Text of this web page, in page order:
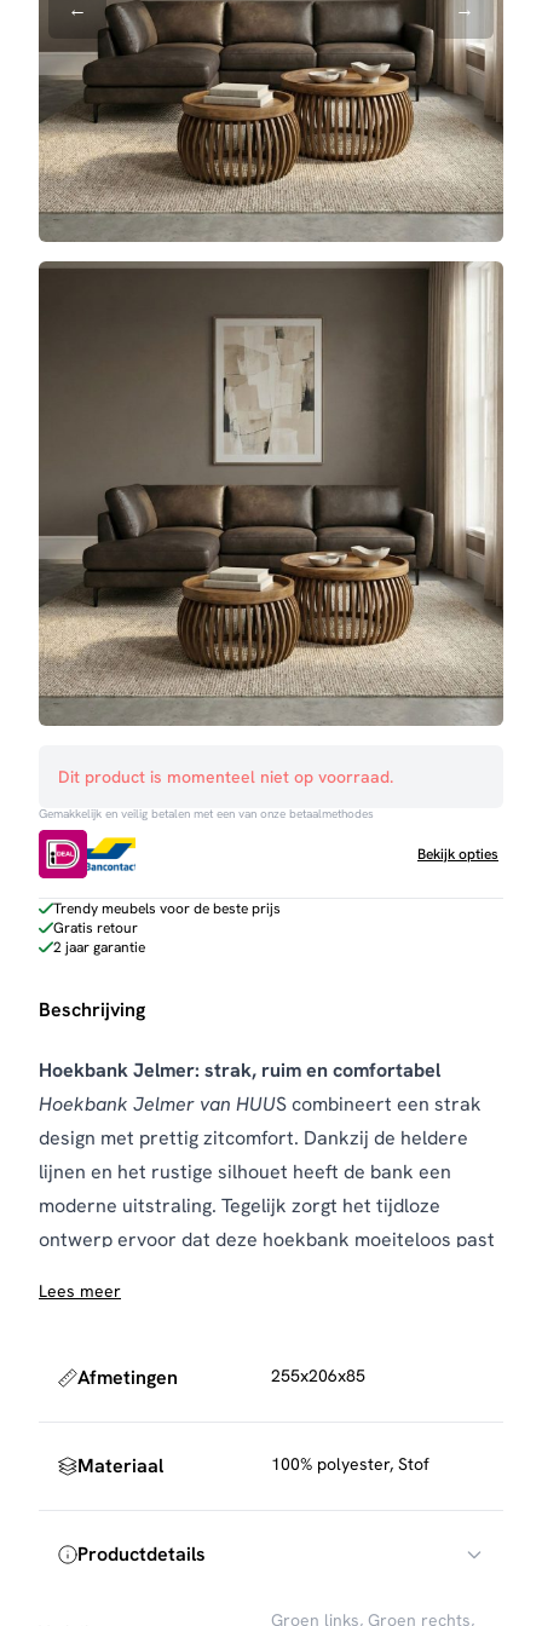
Dit product is momenteel niet op voorraad.
Gemakkelijk en veilig betalen met een van onze betaalmethodes
Bekijk opties
Trendy meubels voor de beste prijs
Gratis retour
2 jaar garantie
Beschrijving
Hoekbank Jelmer: strak, ruim en comfortabel
Hoekbank Jelmer van HUUS combineert een strak
design met prettig zitcomfort. Dankzij de heldere
lijnen en het rustige silhouet heeft de bank een
moderne uitstraling. Tegelijk zorgt het tijdloze
ontwerp ervoor dat deze hoekbank moeiteloos past
warm en sfeervol.
verkrijgbaar in stijlvolle kleuren zoals groen en
royale afmetingen bieden volop ruimte om samen te
zitten of heerlijk te ontspannen. Bovendien zorgen
de comfortabele zitdiepte en prettige rughoogte
momenten op de bank. Zo is deze hoekbank geschikt
Lees meer
Afmetingen 255x206x85
Materiaal 100% polyester, Stof
Productdetails
Groen links, Groen rechts,